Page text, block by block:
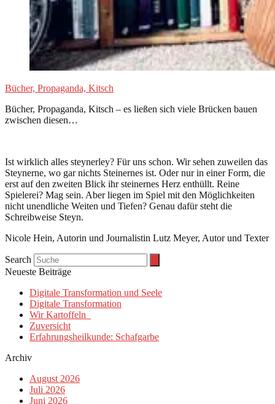
Bücher, Propaganda, Kitsch
Bücher, Propaganda, Kitsch – es ließen sich viele Brücken bauen
zwischen diesen…
Ist wirklich alles steynerley? Für uns schon. Wir sehen zuweilen das
Steynerne, wo gar nichts Steinernes ist. Oder nur in einer Form, die
erst auf den zweiten Blick ihr steinernes Herz enthüllt. Reine
Spielerei? Mag sein. Aber liegen im Spiel mit den Möglichkeiten
nicht unendliche Weiten und Tiefen? Genau dafür steht die
Schreibweise Steyn.
Nicole Hein, Autorin und Journalistin Lutz Meyer, Autor und Texter
Search
Neueste Beiträge
Digitale Transformation und Seele
Digitale Transformation
Wir Kartoffeln
Zuversicht
Erfahrungsheilkunde: Schafgarbe
Archiv
August 2026
Juli 2026
Juni 2026